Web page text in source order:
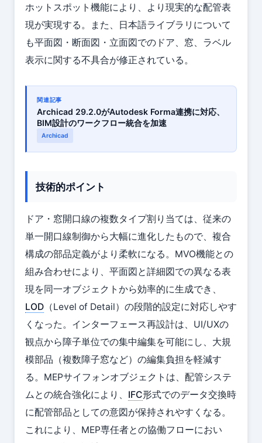
ホットスポット機能により、より現実的な配管表
現が実現する。また、日本語ライブラリについて
も平面図・断面図・立面図でのドア、窓、ラベル
表示に関する不具合が修正されている。
関連記事
Archicad 29.2.0がAutodesk Forma連携に対応、
BIM設計のワークフロー統合を加速
Archicad
技術的ポイント
ドア・窓開口線の複数タイプ割り当ては、従来の
単一開口線制御から大幅に進化したもので、複合
構成の部品定義がより柔軟になる。MVO機能との
組み合わせにより、平面図と詳細図での異なる表
現を同一オブジェクトから効率的に生成でき、
LOD（Level of Detail）の段階的設定に対応しやす
くなった。インターフェース再設計は、UI/UXの
観点から障子単位での集中編集を可能にし、大規
模部品（複数障子窓など）の編集負担を軽減す
る。MEPサイフォンオブジェクトは、配管システ
ムとの統合強化により、 IFC形式でのデータ交換時
に配管部品としての意図が保持されやすくなる。
これにより、MEP専任者との協働フローにおい